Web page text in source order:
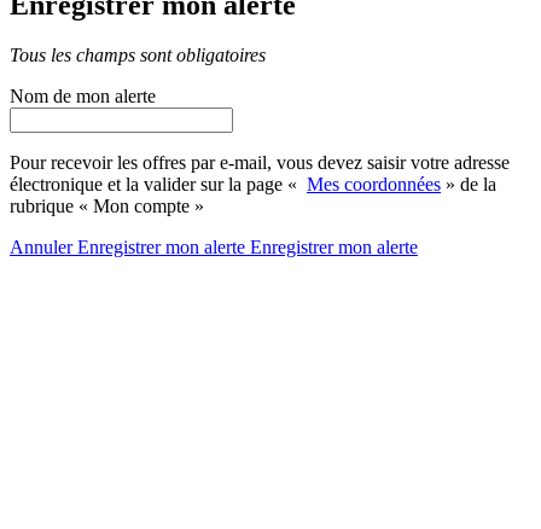
Tous les champs sont obligatoires
Nom de mon alerte
Pour recevoir les offres par e-mail, vous devez saisir votre adresse
électronique et la valider sur la page « Mes coordonnées » de la
rubrique « Mon compte »
AnnulerEnregistrer mon alerte Enregistrermon alerte